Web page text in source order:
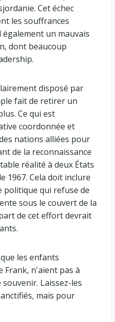
Cet échec
les souffrances
un mauvais
dont beaucoup
disposé par
fait de retirer un
Ce qui est
coordonnée et
nations alliées pour
de la reconnaissance
réalité à deux États
1967. Cela doit inclure
politique qui refuse de
sous le couvert de la
de cet effort devrait
les enfants
Frank, n'aient pas à
Laissez-les
mais pour